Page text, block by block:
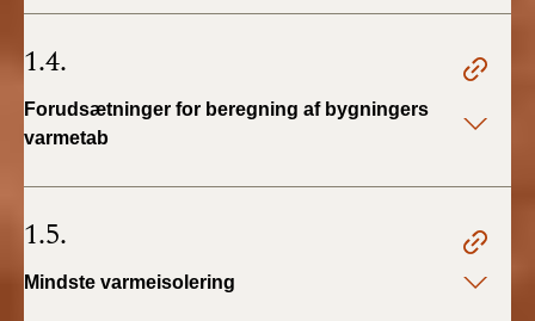
BR15 (2015-2018)
1.4.
Forudsætninger for beregning af bygningers
varmetab
1.5.
Mindste varmeisolering